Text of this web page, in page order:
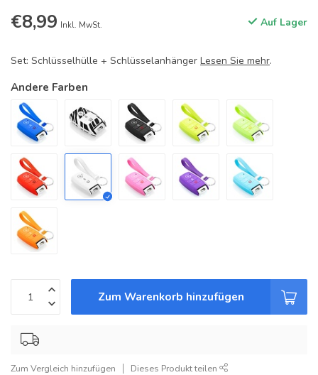
€8,99 Inkl. MwSt. Auf Lager
Set: Schlüsselhülle + Schlüsselanhänger Lesen Sie mehr.
Andere Farben
Zum Warenkorb hinzufügen
Zum Vergleich hinzufügen Dieses Produkt teilen